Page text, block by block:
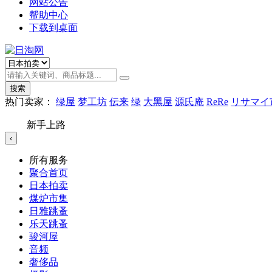
网站公告
帮助中心
下载到桌面
搜索
热门卖家： 绿屋 梦工坊 伝来 绿 大黑屋 源氏庵 ReRe リサマ
新手上路
‹
所有服务
聚合首页
日本拍卖
煤炉市集
日雅跳蚤
乐天跳蚤
骏河屋
音频
奢侈品